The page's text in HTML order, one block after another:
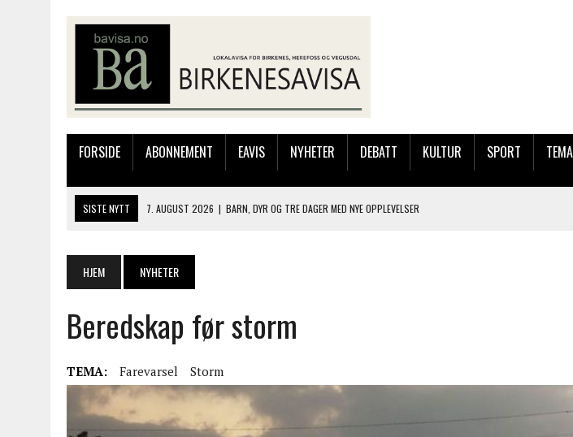
FORSIDE ABONNEMENT EAVIS NYHETER DEBATT KULTUR SPORT TEMA
SISTE NYTT 7. AUGUST 2026 | BARN, DYR OG TRE DAGER MED NYE OPPLEVELSER
6. AUGUST 2026 | BYGGING AV FLATBUNNINGER PÅ MUSEET
7. AUGUST 2026
FLYTTER PRODUKSJONEN TIL OSLO: FLERE MISTER JOBBEN VED SYNKRON MEDIA
HJEM NYHETER
Beredskap før storm
TEMA: Farevarsel Storm